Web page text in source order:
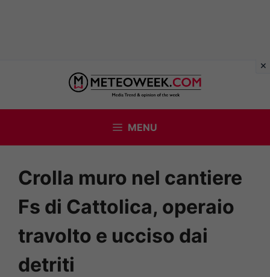
contenuto
MENU
Crolla muro nel cantiere
Fs di Cattolica, operaio
travolto e ucciso dai
detriti